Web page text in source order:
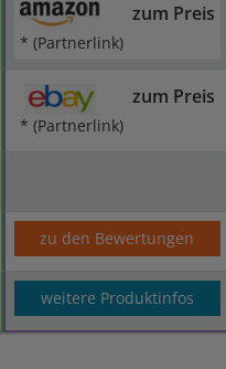
zum Preis
* (Partnerlink)
zum Preis
* (Partnerlink)
zu den Bewertungen
weitere Produktinfos